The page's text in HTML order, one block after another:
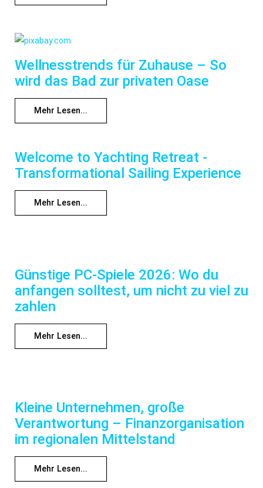
Wellnesstrends für Zuhause – So
wird das Bad zur privaten Oase
Mehr Lesen...
Welcome to Yachting Retreat -
Transformational Sailing Experience
Mehr Lesen...
Günstige PC-Spiele 2026: Wo du
anfangen solltest, um nicht zu viel zu
zahlen
Mehr Lesen...
Kleine Unternehmen, große
Verantwortung – Finanzorganisation
im regionalen Mittelstand
Mehr Lesen...